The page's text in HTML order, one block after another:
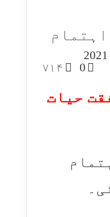
0 ۷۱۴
حیات